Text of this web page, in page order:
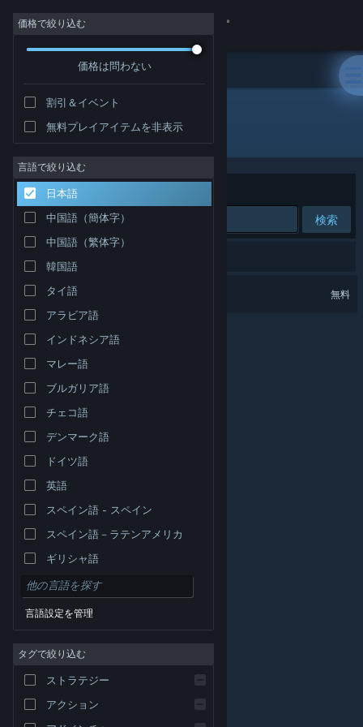
サインイン
コミュニティ
詳細
サポート
言語を変更
Steamモバイルアプリを入手
デスクトップウェブサイトを表示
© Valve Corporation. All rights reserved. 商標はすべて米
国およびその他の国の各社が所有します。
用規約| 返金| Cookie
価格で絞り込む
価格は問わない
割引＆イベント
無料プレイアイテムを非表示
言語で絞り込む
日本語
中国語（簡体字）
中国語（繁体字）
韓国語
タイ語
アラビア語
インドネシア語
マレー語
ブルガリア語
チェコ語
デンマーク語
ドイツ語
英語
スペイン語 - スペイン
スペイン語－ラテンアメリカ
ギリシャ語
言語設定を管理
タグで絞り込む
ストラテジー
アクション
パブリッシャー: Tokyo Cowboys
並べ替え 適合性
検索
無料